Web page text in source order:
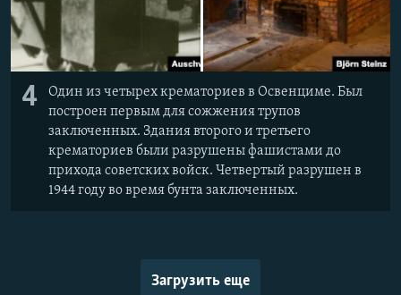
4
Один из четырех крематориев в Освенциме. Был
построен первым для сожжения трупов
заключенных. Здания второго и третьего
крематориев были разрушены фашистами до
прихода советских войск. Четвертый разрушен в
1944 году во время бунта заключенных.
Загрузить еще